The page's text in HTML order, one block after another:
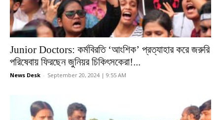
Junior Doctors: কর্মবিরতি ‘আংশিক’ প্রত্যাহার করে জরুরি
পরিষেবায় ফিরছেন জুনিয়র চিকিৎসকেরা!...
News Desk - September 20, 2024 | 9:55 AM